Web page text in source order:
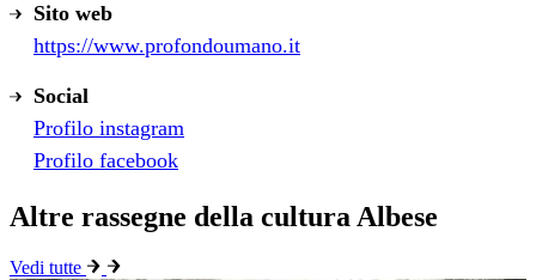
Sito web
https://www.profondoumano.it
Social
Profilo instagram
Profilo facebook
Altre rassegne della cultura Albese
Vedi tutte